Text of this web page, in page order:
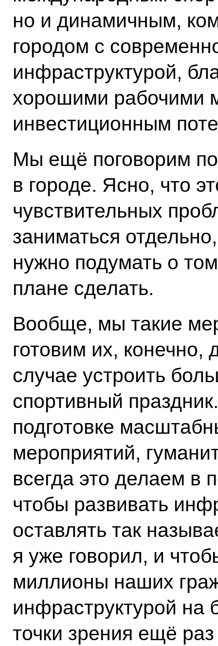
но и динамичным,
городом с
инфраструктурой,
хорошими рабочими
инвестиционным
Мы ещё поговорим
в городе. Ясно, что
чувствительных
заниматься
нужно подумать о
плане сделать.
Вообще, мы такие
готовим их, конечно,
случае устроить
спортивный
подготовке
мероприятий,
всегда это делаем в
чтобы развивать
оставлять так
я уже говорил, и
миллионы наших
инфраструктурой на
точки зрения ещё